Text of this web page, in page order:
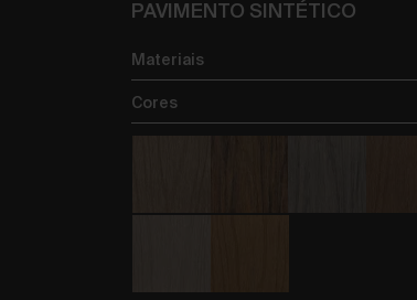
PAVIMENTO SINTÉTICO
Materiais
Cores